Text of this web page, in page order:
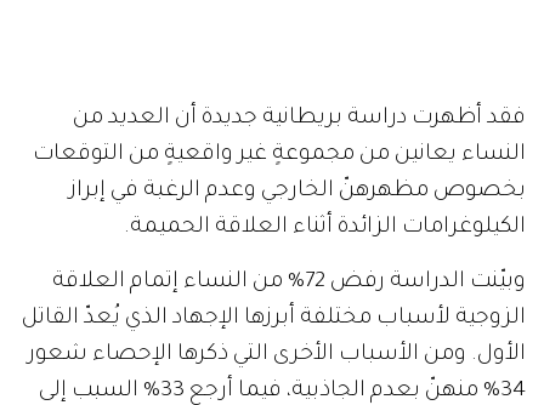
فقد أظهرت دراسة بريطانية جديدة أن العديد من
النساء يعانين من مجموعةٍ غير واقعيةٍ من التوقعات
بخصوص مظهرهنّ الخارجي وعدم الرغبة في إبراز
الكيلوغرامات الزائدة أثناء العلاقة الحميمة.
وبيّنت الدراسة رفض 72% من النساء إتمام العلاقة
الزوجية لأسباب مختلفة أبرزها الإجهاد الذي يُعدّ القاتل
الأول. ومن الأسباب الأخرى التي ذكرها الإحصاء شعور
34% منهنّ بعدم الجاذبية، فيما أرجع 33% السبب إلى